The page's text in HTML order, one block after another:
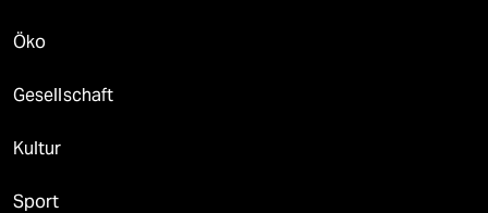
Öko
Gesellschaft
Kultur
Sport